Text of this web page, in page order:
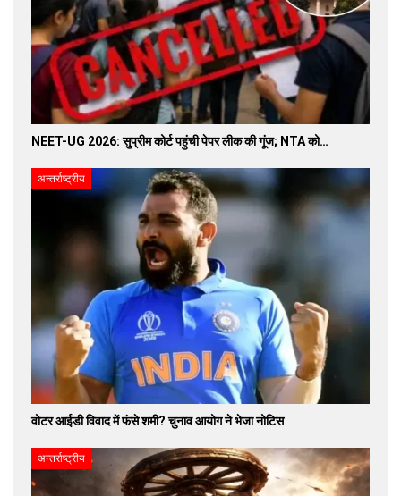
NEET-UG 2026: सुप्रीम कोर्ट पहुंची पेपर लीक की गूंज; NTA को…
अन्तर्राष्ट्रीय
वोटर आईडी विवाद में फंसे शमी? चुनाव आयोग ने भेजा नोटिस
अन्तर्राष्ट्रीय